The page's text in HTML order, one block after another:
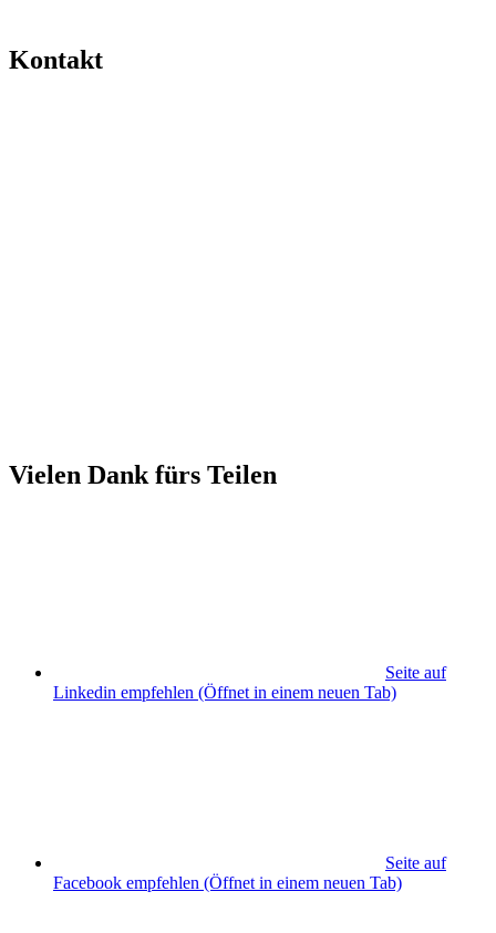
Kontakt
Vielen Dank fürs Teilen
Seite auf
Linkedin empfehlen (Öffnet in einem neuen Tab)
Seite auf
Facebook empfehlen (Öffnet in einem neuen Tab)